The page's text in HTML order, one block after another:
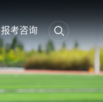
报考咨询